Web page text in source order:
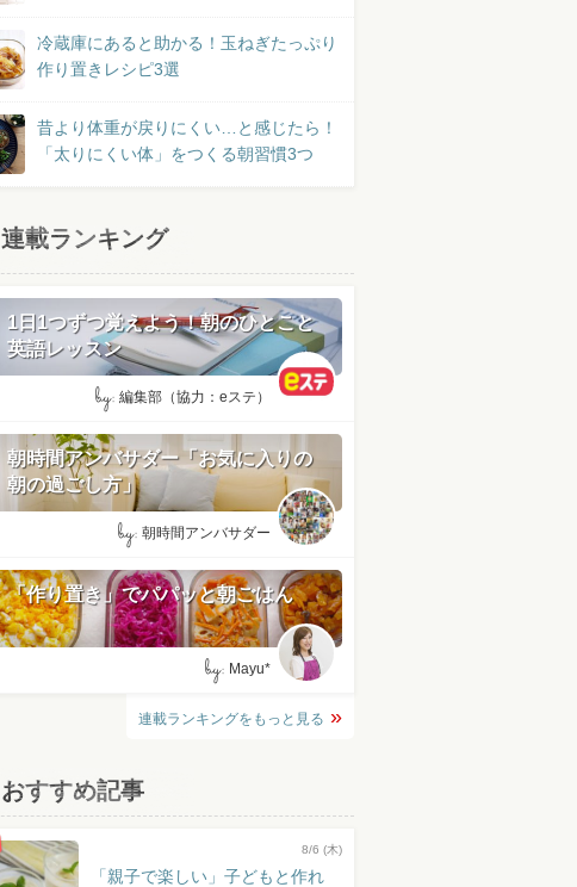
冷蔵庫にあると助かる！玉ねぎたっぷり
作り置きレシピ3選
昔より体重が戻りにくい…と感じたら！
「太りにくい体」をつくる朝習慣3つ
連載ランキング
1日1つずつ覚えよう！朝のひとこと
英語レッスン
by: 編集部（協力：eステ）
朝時間アンバサダー「お気に入りの
朝の過ごし方」
by: 朝時間アンバサダー
「作り置き」でパパッと朝ごはん
by: Mayu*
連載ランキングをもっと見る
おすすめ記事
8/6 (木)
「親子で楽しい」子どもと作れ